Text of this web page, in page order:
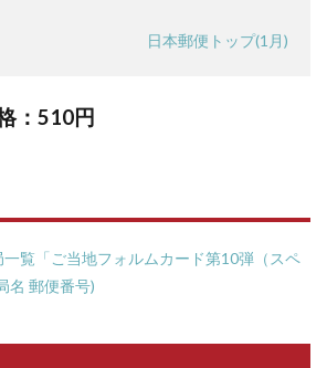
日本郵便トップ(1月)
： 510円
覧「ご当地フォルムカード第10弾（スペ
名 郵便番号)